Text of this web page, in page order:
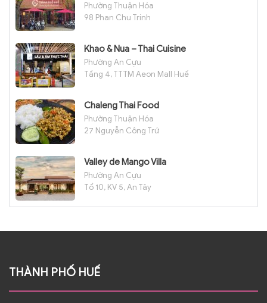
Phường Thuận Hóa
98 Phan Chu Trinh
Khao & Nua – Thai Cuisine
Phường An Cựu
Tầng 4, TTTM Aeon Mall Huế
Chaleng Thai Food
Phường Thuận Hóa
27 Nguyễn Công Trứ
Valley de Mango Villa
Phường An Cựu
Tổ 10, KV 5, An Tây
THÀNH PHỐ HUẾ